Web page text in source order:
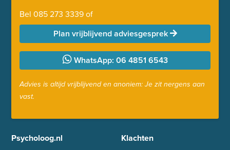
Bel 085 273 3339of
Plan vrijblijvend adviesgesprek
WhatsApp: 06 4851 6543
Advies is altijd vrijblijvend en anoniem: Je zit nergens aan
vast.
Psycholoog.nl
Klachten